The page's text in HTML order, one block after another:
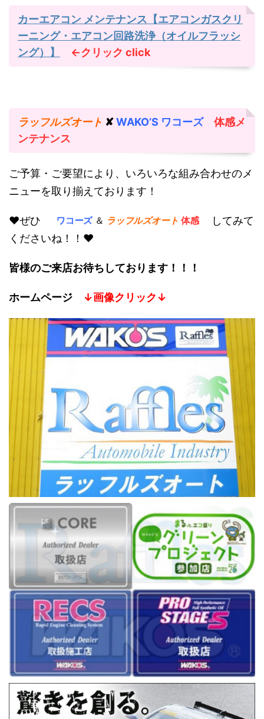
カーエアコン メンテナンス【エアコンガスクリ
ーニング・エアコン回路洗浄（オイルフラッシ
ング）】
←クリック click
ラッフルズオート ✘WAKO’S ワコーズ 体感メ
ンテナンス
ご予算・ご要望により、いろいろな組み合わせのメ
ニューを取り揃えております！
♥ぜひ ワコーズ ＆ ラッフルズオート 体感
してみて
くださいね！！♥
皆様のご来店お待ちしております！！！
ホームページ ↓画像クリック↓